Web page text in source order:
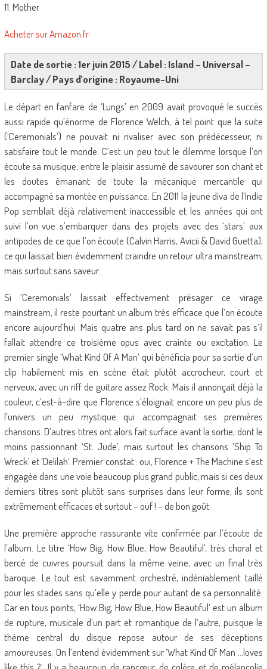
11. Mother
Acheter sur Amazon.fr
Date de sortie : 1er juin 2015 / Label : Island – Universal –
Barclay / Pays d’origine : Royaume-Uni
Le départ en fanfare de ‘Lungs’ en 2009 avait provoqué le succès
aussi rapide qu’énorme de Florence Welch, à tel point que la suite
(‘Ceremonials’) ne pouvait ni rivaliser avec son prédécesseur, ni
satisfaire tout le monde. C’est un peu tout le dilemme lorsque l’on
écoute sa musique, entre le plaisir assumé de savourer son chant et
les doutes émanant de toute la mécanique mercantile qui
accompagné sa montée en puissance. En 2011 la jeune diva de l’Indie
Pop semblait déjà relativement inaccessible et les années qui ont
suivi l’on vue s’embarquer dans des projets avec des ‘stars’ aux
antipodes de ce que l’on écoute (Calvin Harris, Avicii & David Guetta),
ce qui laissait bien évidemment craindre un retour ultra mainstream,
mais surtout sans saveur.
Si ‘Ceremonials’ laissait effectivement présager ce virage
mainstream, il reste pourtant un album très efficace que l’on écoute
encore aujourd’hui. Mais quatre ans plus tard on ne savait pas s’il
fallait attendre ce troisième opus avec crainte ou excitation. Le
premier single ‘What Kind Of A Man’ qui bénéficia pour sa sortie d’un
clip habilement mis en scène était plutôt accrocheur, court et
nerveux, avec un riff de guitare assez Rock. Mais il annonçait déjà la
couleur, c’est-à-dire que Florence s’éloignait encore un peu plus de
l’univers un peu mystique qui accompagnait ses premières
chansons. D’autres titres ont alors fait surface avant la sortie, dont le
moins passionnant ‘St. Jude’, mais surtout les chansons ‘Ship To
Wreck’ et ‘Delilah’. Premier constat : oui, Florence + The Machine s’est
engagée dans une voie beaucoup plus grand public, mais si ces deux
derniers titres sont plutôt sans surprises dans leur forme, ils sont
extrêmement efficaces et surtout – ouf ! – de bon goût.
Une première approche rassurante vite confirmée par l’écoute de
l’album. Le titre ‘How Big, How Blue, How Beautiful’, très choral et
bercé de cuivres poursuit dans la même veine, avec un final très
baroque. Le tout est savamment orchestré, indéniablement taillé
pour les stades sans qu’elle y perde pour autant de sa personnalité.
Car en tous points, ‘How Big, How Blue, How Beautiful’ est un album
de rupture, musicale d’un part et romantique de l’autre, puisque le
thème central du disque repose autour de ses déceptions
amoureuses. On l’entend évidemment sur ‘What Kind Of Man …loves